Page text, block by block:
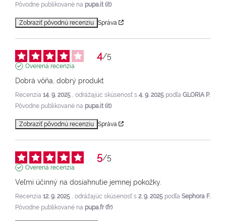
Pôvodne publikované na pupa.it (it)
Zobraziť pôvodnú recenziu Správa
4/5
Overená recenzia
Dobrá vôňa, dobrý produkt
Recenzia 14. 9. 2025 , odrážajúc skúsenosť s 4. 9. 2025 podľa GLORIA P.
Pôvodne publikované na pupa.it (it)
Zobraziť pôvodnú recenziu Správa
5/5
Overená recenzia
Veľmi účinný na dosiahnutie jemnej pokožky.
Recenzia 12. 9. 2025 , odrážajúc skúsenosť s 2. 9. 2025 podľa Sephora F.
Pôvodne publikované na pupa.fr (fr)